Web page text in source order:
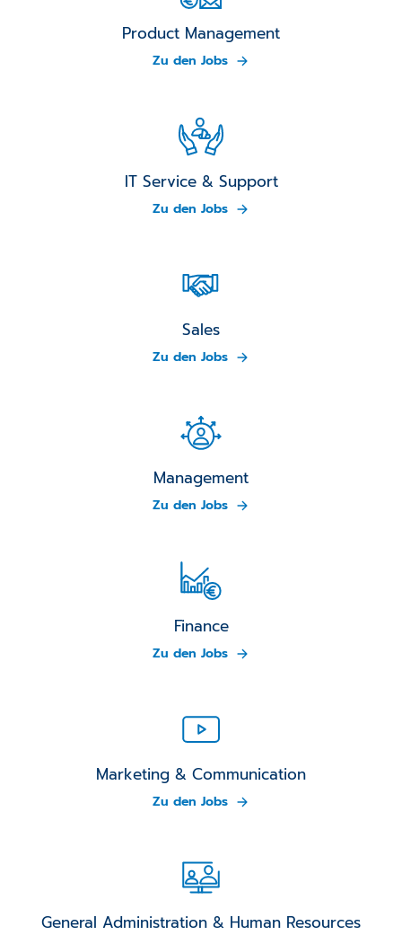
Product Management
Zu den Jobs
IT Service & Support
Zu den Jobs
Sales
Zu den Jobs
Management
Zu den Jobs
Finance
Zu den Jobs
Marketing & Communication
Zu den Jobs
General Administration & Human Resources